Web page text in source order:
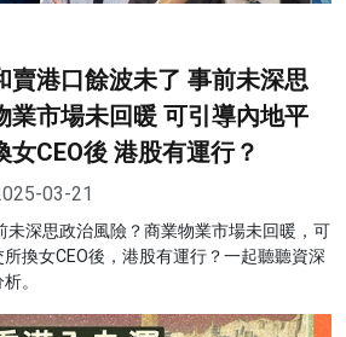
賣港口餘波未了 事前未深思
業市場未回暖 可引導內地平
CEO後 港股有運行？
03-21
未深思政治風險？商業物業市場未回暖，可
換女CEO後，港股有運行？一起聽聽資深
。